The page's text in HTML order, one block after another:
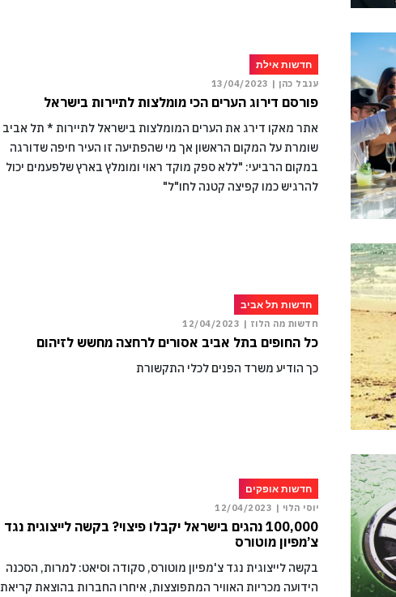
חדשות אילת
ענבל כהן | 13/04/2023
פורסם דירוג הערים הכי מומלצות לתיירות בישראל
אתר מאקו דירג את הערים המומלצות בישראל לתיירות * תל אביב
שומרת על המקום הראשון אך מי שהפתיעה זו העיר חיפה שדורגה
במקום הרביעי: "ללא ספק מוקד ראוי ומומלץ בארץ שלפעמים יכול
להרגיש כמו קפיצה קטנה לחו"ל"
חדשות תל אביב
חדשות מה הלוז | 12/04/2023
כל החופים בתל אביב אסורים לרחצה מחשש לזיהום
כך הודיע משרד הפנים לכלי התקשורת
חדשות אופקים
יוסי הלוי | 12/04/2023
100,000 נהגים בישראל יקבלו פיצוי? בקשה לייצוגית נגד
צ’מפיון מוטורס
בקשה לייצוגית נגד צ'מפיון מוטורס, סקודה וסיאט: למרות, הסכנה
הידועה מכריות האוויר המתפוצצות, איחרו החברות בהוצאת קריאת